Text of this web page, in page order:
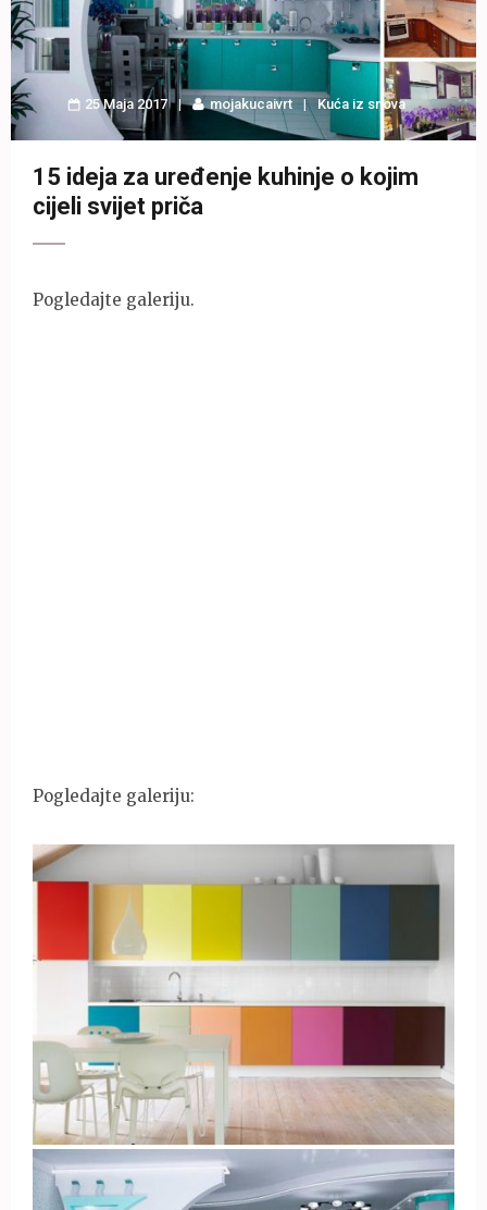
25 Maja 2017 mojakucaivrt Kuća iz snova
15 ideja za uređenje kuhinje o kojim
cijeli svijet priča
Pogledajte galeriju.
Pogledajte galeriju: